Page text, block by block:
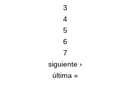
3
4
5
6
7
siguiente ›
última »